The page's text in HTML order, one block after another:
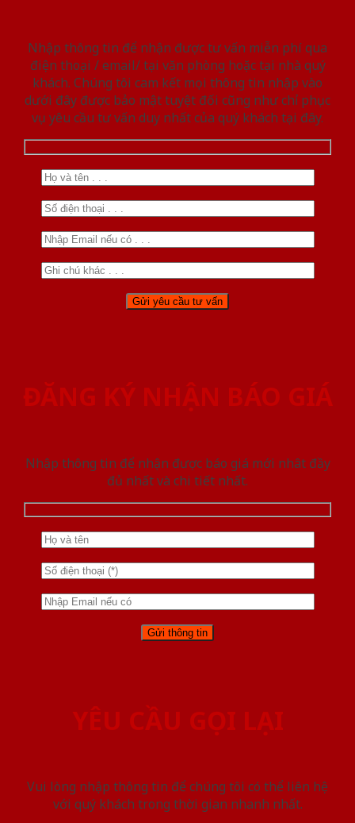
Nhập thông tin để nhận được tư vấn miễn phí qua
điện thoại / email/ tại văn phòng hoặc tại nhà quý
khách. Chúng tôi cam kết mọi thông tin nhập vào
dưới đây được bảo mật tuyệt đối cũng như chỉ phục
vụ yêu cầu tư vấn duy nhất của quý khách tại đây.
ĐĂNG KÝ NHẬN BÁO GIÁ
Nhập thông tin để nhận được báo giá mới nhât đầy
đủ nhất và chi tiết nhất.
YÊU CẦU GỌI LẠI
Vui lòng nhập thông tin để chúng tôi có thể liên hệ
với quý khách trong thời gian nhanh nhất.